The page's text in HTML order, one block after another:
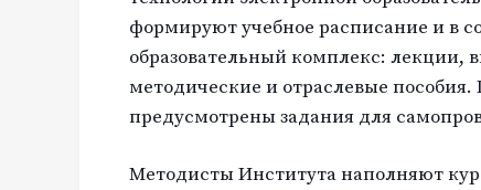
формируют учебное расписание и в
образовательный комплекс: лекции,
методические и отраслевые
предусмотрены задания для
Методисты Института наполняют